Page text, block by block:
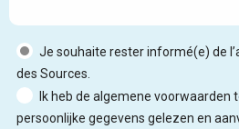
Je souhaite rester informé(e) de
des Sources.
Ik heb de algemene voorwaarden
persoonlijke gegevens gelezen en